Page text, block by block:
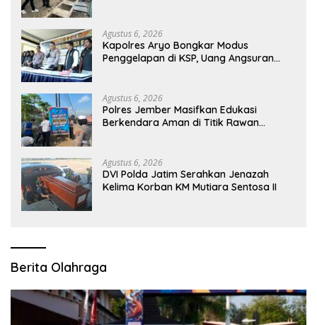
Agustus 6, 2026
Kapolres Aryo Bongkar Modus
Penggelapan di KSP, Uang Angsuran
Agustus 6, 2026
Polres Jember Masifkan Edukasi
Berkendara Aman di Titik Rawan
Agustus 6, 2026
DVI Polda Jatim Serahkan Jenazah
Kelima Korban KM Mutiara Sentosa II
Berita Olahraga